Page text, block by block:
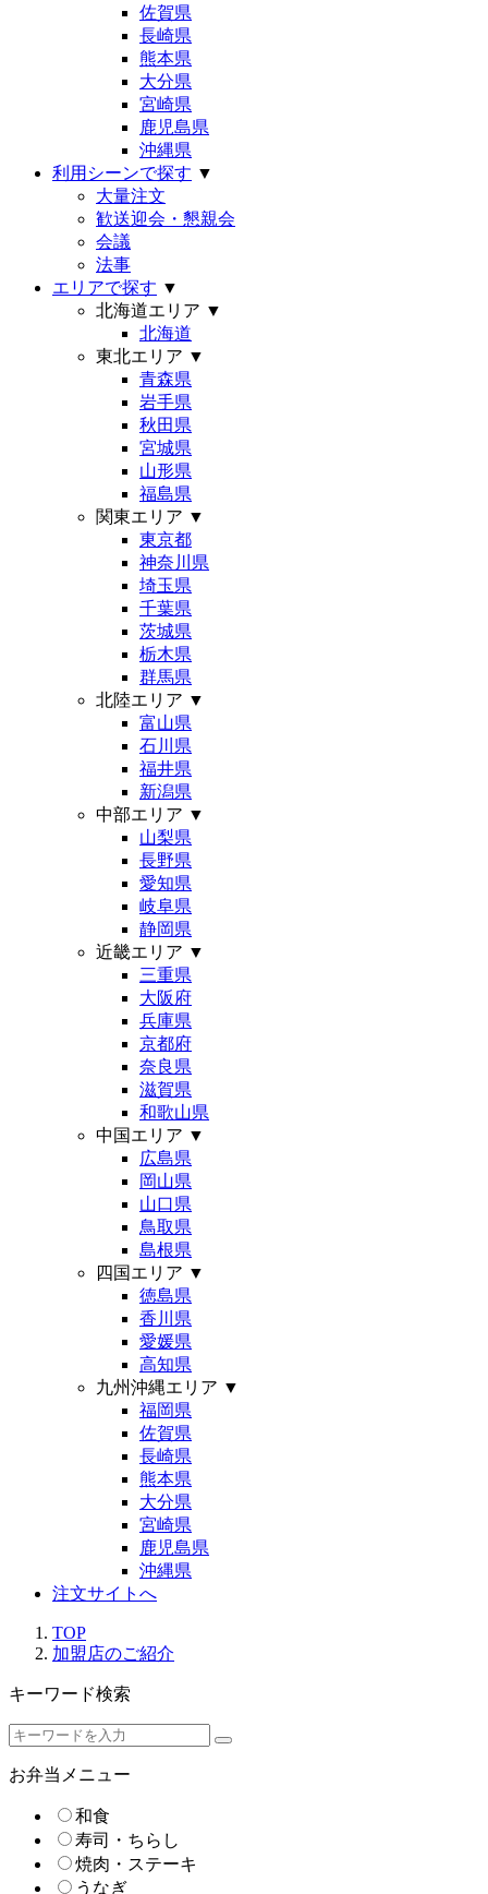
佐賀県
長崎県
熊本県
大分県
宮崎県
鹿児島県
沖縄県
利用シーンで探す ▼
大量注文
歓送迎会・懇親会
会議
法事
エリアで探す ▼
北海道エリア ▼
北海道
東北エリア ▼
青森県
岩手県
秋田県
宮城県
山形県
福島県
関東エリア ▼
東京都
神奈川県
埼玉県
千葉県
茨城県
栃木県
群馬県
北陸エリア ▼
富山県
石川県
福井県
新潟県
中部エリア ▼
山梨県
長野県
愛知県
岐阜県
静岡県
近畿エリア ▼
三重県
大阪府
兵庫県
京都府
奈良県
滋賀県
和歌山県
中国エリア ▼
広島県
岡山県
山口県
鳥取県
島根県
四国エリア ▼
徳島県
香川県
愛媛県
高知県
九州沖縄エリア ▼
福岡県
佐賀県
長崎県
熊本県
大分県
宮崎県
鹿児島県
沖縄県
注文サイトへ
TOP
加盟店のご紹介
キーワード検索
お弁当メニュー
和食
寿司・ちらし
焼肉・ステーキ
うなぎ